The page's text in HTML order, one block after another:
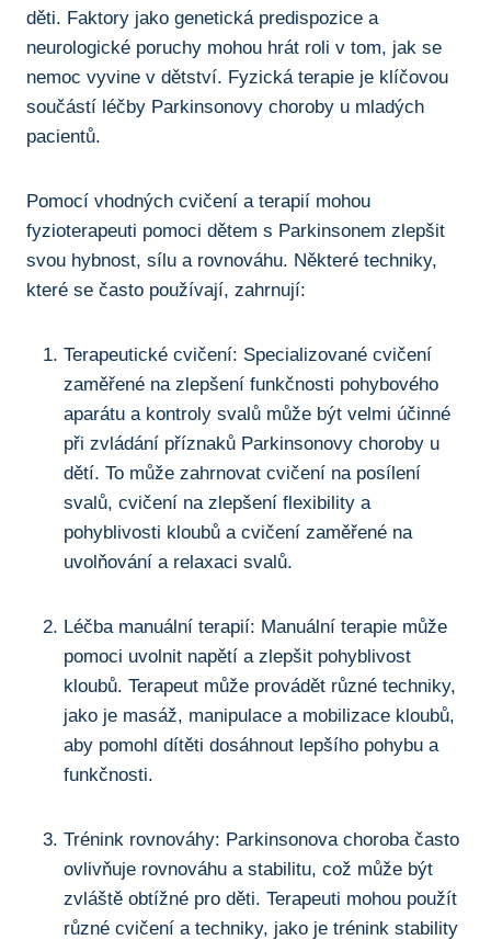
děti. ​Faktory jako ‍genetická ‌predispozice a
neurologické poruchy mohou hrát roli v​ tom, jak ⁤se
nemoc vyvine v dětství.⁢ Fyzická terapie je klíčovou
součástí léčby⁢ Parkinsonovy choroby u mladých
‌pacientů.
Pomocí vhodných​ cvičení​ a terapií mohou⁤
fyzioterapeuti pomoci dětem ‍s Parkinsonem zlepšit‌
svou hybnost, sílu a ‌rovnováhu. Některé techniky,‍
které se často používají, zahrnují:
Terapeutické cvičení: ‍Specializované cvičení
zaměřené na zlepšení⁣ funkčnosti ⁣pohybového
aparátu ⁣a kontroly svalů může být velmi‍ účinné
při zvládání příznaků Parkinsonovy choroby u
dětí. To může zahrnovat cvičení na​ posílení
⁤svalů, cvičení na⁤ zlepšení flexibility ⁤a
pohyblivosti kloubů a cvičení zaměřené na
uvolňování a ‍relaxaci ⁤svalů.
Léčba manuální‌ terapií: Manuální terapie‌ může
pomoci uvolnit​ napětí a zlepšit ⁣pohyblivost
kloubů. Terapeut může‌ provádět různé techniky,⁤
jako je masáž, manipulace a mobilizace‍ kloubů,
⁣aby pomohl dítěti dosáhnout lepšího pohybu ‌a
funkčnosti.
Trénink rovnováhy: Parkinsonova choroba často
ovlivňuje rovnováhu a stabilitu, což může být
zvláště obtížné pro děti. ⁢Terapeuti mohou⁢ použít
různé cvičení a techniky, jako je trénink stability